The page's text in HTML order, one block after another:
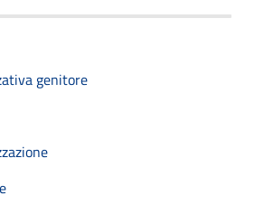
genitore